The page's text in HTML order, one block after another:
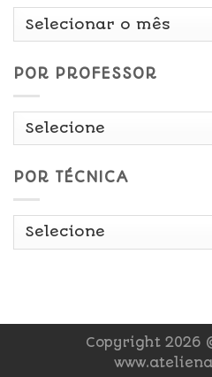
Por
POR PROFESSOR
POR TÉCNICA
Copyright 2026